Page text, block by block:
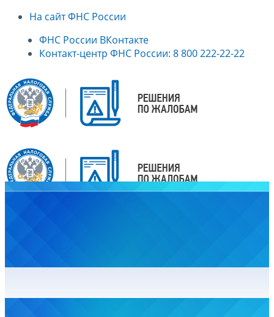
На сайт ФНС России
ФНС России ВКонтакте
Контакт-центр ФНС России: 8 800 222-22-22